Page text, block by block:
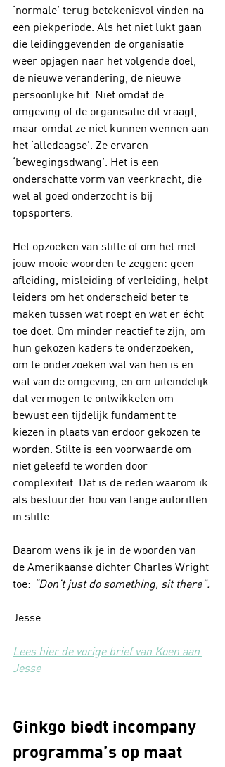
‘normale’ terug betekenisvol vinden na
een piekperiode. Als het niet lukt gaan
die leidinggevenden de organisatie
weer opjagen naar het volgende doel,
de nieuwe verandering, de nieuwe
persoonlijke hit. Niet omdat de
omgeving of de organisatie dit vraagt,
maar omdat ze niet kunnen wennen aan
het ‘alledaagse’. Ze ervaren
‘bewegingsdwang’. Het is een
onderschatte vorm van veerkracht, die
wel al goed onderzocht is bij
topsporters.
Het opzoeken van stilte of om het met
jouw mooie woorden te zeggen: geen
afleiding, misleiding of verleiding, helpt
leiders om het onderscheid beter te
maken tussen wat roept en wat er écht
toe doet. Om minder reactief te zijn, om
hun gekozen kaders te onderzoeken,
om te onderzoeken wat van hen is en
wat van de omgeving, en om uiteindelijk
dat vermogen te ontwikkelen om
bewust een tijdelijk fundament te
kiezen in plaats van erdoor gekozen te
worden. Stilte is een voorwaarde om
niet geleefd te worden door
complexiteit. Dat is de reden waarom ik
als bestuurder hou van lange autoritten
in stilte.
Daarom wens ik je in de woorden van
de Amerikaanse dichter Charles Wright
toe: “Don’t just do something, sit there”.
Jesse
Lees hier de vorige brief van Koen aan
Jesse
Ginkgo biedt incompany
programma’s op maat